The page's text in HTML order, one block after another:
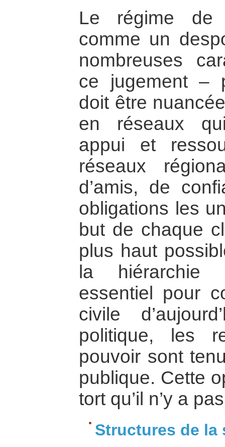
Le régime de
comme un
nombreuses
ce jugement –
doit être
en réseaux
appui et
réseaux
d’amis, de
obligations les
but de chaque
plus haut
la hiérarchie
essentiel pour
civile
politique, les
pouvoir sont
publique. Cette
tort qu’il n’y a
Structures de la